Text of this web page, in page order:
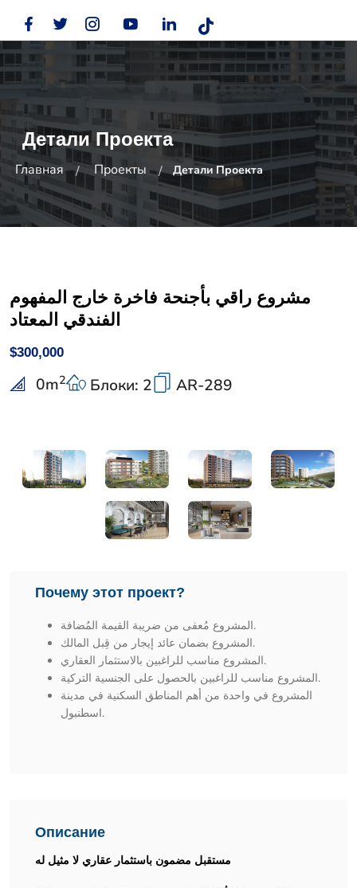
Детали Проекта
Главная Проекты Детали Проекта
مشروع راقي بأجنحة فاخرة خارج المفهوم
الفندقي المعتاد
$300,000
0m2 Блоки: 2 AR-289
Почему этот проект?
المشروع مُعفى من ضريبة القيمة المُضافة.
المشروع بضمان عائد إيجار من قِبل المالك.
المشروع مناسب للراغبين بالاستثمار العقاري.
المشروع مناسب للراغبين بالحصول على الجنسية التركية.
المشروع في واحدة من أهم المناطق السكنية في مدينة
اسطنبول.
Описание
مستقبل مضمون باستثمار عقاري لا مثيل له